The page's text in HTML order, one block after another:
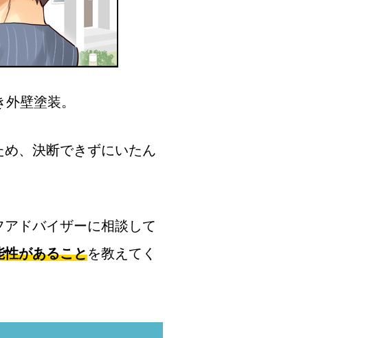
壁塗装。
め、決断できずにいたん
ドバイザーに相談して
性があることを教えてく